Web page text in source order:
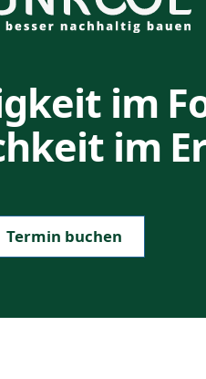
im
im
Termin buchen